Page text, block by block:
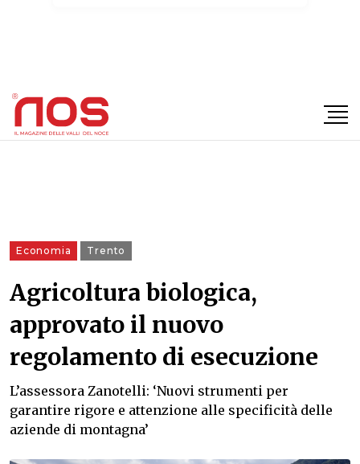
Economia Trento
Agricoltura biologica,
approvato il nuovo
regolamento di esecuzione
L’assessora Zanotelli: ‘Nuovi strumenti per
garantire rigore e attenzione alle specificità delle
aziende di montagna’